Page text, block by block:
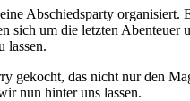
Abschiedsparty
sich um die letzten
lassen.
gekocht, das nicht nur den
nun hinter uns lassen.